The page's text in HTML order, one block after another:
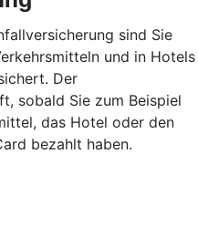
sind Sie
und in Hotels
Der
sobald Sie zum Beispiel
das Hotel oder den
bezahlt haben.